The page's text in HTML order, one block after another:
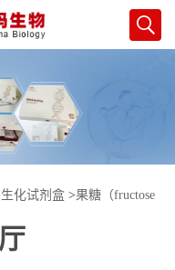
生化试剂盒 >果糖（fructose